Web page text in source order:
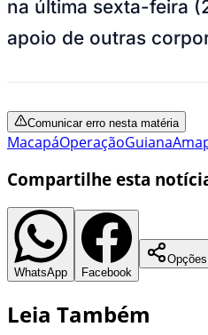
na última sexta-feira
apoio de outras
Comunicar erro nesta matéria
MacapáOperaçãoGuiana
Compartilhe esta
WhatsApp Facebook
Opções
Leia Também